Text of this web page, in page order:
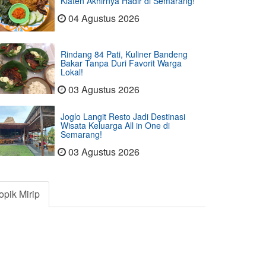
04 Agustus 2026
Rindang 84 Pati, Kuliner Bandeng
Bakar Tanpa Duri Favorit Warga
Lokal!
03 Agustus 2026
Joglo Langit Resto Jadi Destinasi
Wisata Keluarga All in One di
Semarang!
03 Agustus 2026
Mirip